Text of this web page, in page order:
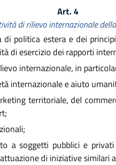
Art. 4
di rilievo internazionale
politica estera e dei
di esercizio dei rapporti
internazionale, in
internazionale e aiuto
territoriale, del
a soggetti pubblici e
di iniziative similari